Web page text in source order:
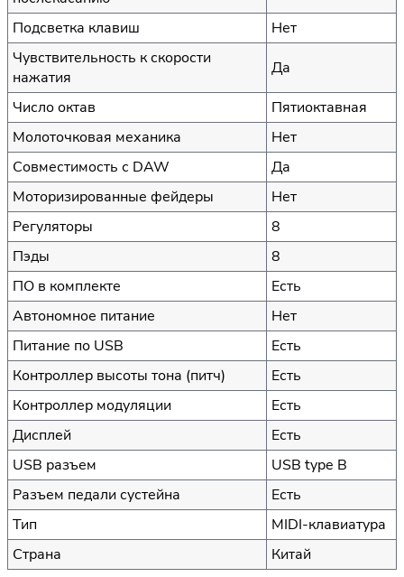
Подсветка клавиш
Нет
Чувствительность к скорости
нажатия
Да
Число октав
Пятиоктавная
Молоточковая механика
Нет
Совместимость с DAW
Да
Моторизированные фейдеры
Нет
Регуляторы
8
Пэды
8
ПО в комплекте
Есть
Автономное питание
Нет
Питание по USB
Есть
Контроллер высоты тона (питч)
Есть
Контроллер модуляции
Есть
Дисплей
Есть
USB разъем
USB type B
Разъем педали сустейна
Есть
Тип
MIDI-клавиатура
Страна
Китай